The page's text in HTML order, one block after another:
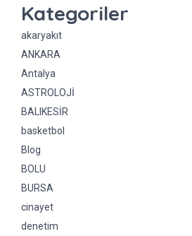
Kategoriler
akaryakıt
ANKARA
Antalya
ASTROLOJİ
BALIKESİR
basketbol
Blog
BOLU
BURSA
cinayet
denetim